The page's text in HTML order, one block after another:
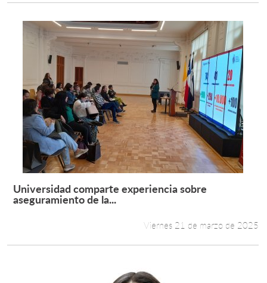
Leer más +
Universidad comparte experiencia sobre
aseguramiento de la...
Viernes 21 de marzo de 2025